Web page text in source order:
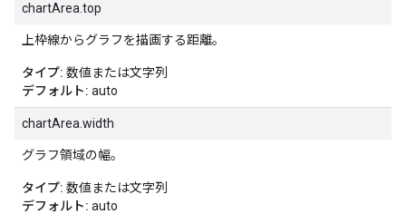
chartArea.top
上枠線からグラフを描画する距離。
タイプ: 数値または文字列
デフォルト: auto
chartArea.width
グラフ領域の幅。
タイプ: 数値または文字列
デフォルト: auto